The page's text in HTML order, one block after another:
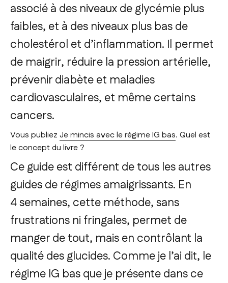
associé à des niveaux de glycémie plus
faibles, et à des niveaux plus bas de
cholestérol et d’inflammation. Il permet
de maigrir, réduire la pression artérielle,
prévenir diabète et maladies
cardiovasculaires, et même certains
cancers.
Vous publiez Je mincis avec le régime IG bas. Quel est
le concept du livre ?
Ce guide est différent de tous les autres
guides de régimes amaigrissants. En
4 semaines, cette méthode, sans
frustrations ni fringales, permet de
manger de tout, mais en contrôlant la
qualité des glucides. Comme je l’ai dit, le
régime IG bas que je présente dans ce